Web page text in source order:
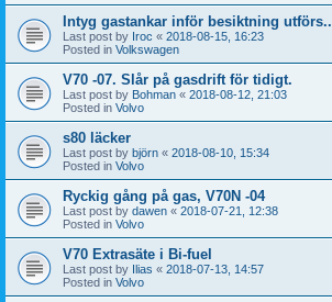
Intyg gastankar inför besiktning utförs..
Last post by Iroc « 2018-08-15, 16:23
Posted in Volkswagen
V70 -07. Slår på gasdrift för tidigt.
Last post by Bohman « 2018-08-12, 21:03
Posted in Volvo
s80 läcker
Last post by björn « 2018-08-10, 15:34
Posted in Volvo
Ryckig gång på gas, V70N -04
Last post by dawen « 2018-07-21, 12:38
Posted in Volvo
V70 Extrasäte i Bi-fuel
Last post by Ilias « 2018-07-13, 14:57
Posted in Volvo